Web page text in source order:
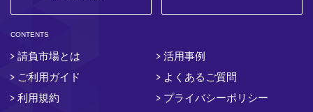
CONTENTS
請負市場とは
活用事例
ご利用ガイド
よくあるご質問
利用規約
プライバシーポリシー